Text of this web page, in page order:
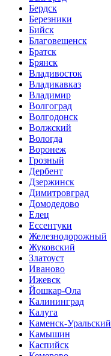
Бердск
Березники
Бийск
Благовещенск
Братск
Брянск
Владивосток
Владикавказ
Владимир
Волгоград
Волгодонск
Волжский
Вологда
Воронеж
Грозный
Дербент
Дзержинск
Димитровград
Домодедово
Елец
Ессентуки
Железнодорожный
Жуковский
Златоуст
Иваново
Ижевск
Йошкар-Ола
Калининград
Калуга
Каменск-Уральский
Камышин
Каспийск